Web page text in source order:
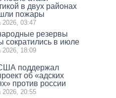
в двух районах
пожары
2026, 03:47
резервы
сократились в июле
2026, 18:09
поддержал
об «адских
против россии
2026, 20:55